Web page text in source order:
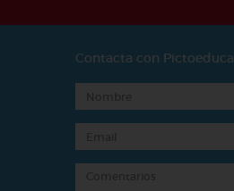
Contacta con Pictoeduca